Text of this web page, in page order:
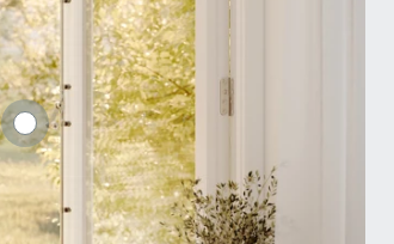
Retro MF2-AL mötesbåge